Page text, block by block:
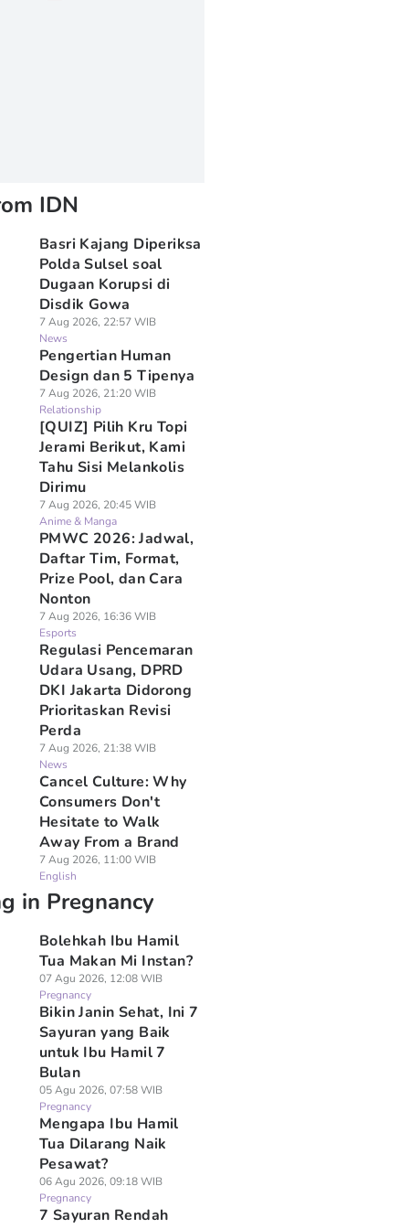
IDN
Basri Kajang Diperiksa
Polda Sulsel soal
Dugaan Korupsi di
Disdik Gowa
7 Aug 2026, 22:57 WIB
News
Pengertian Human
Design dan 5 Tipenya
7 Aug 2026, 21:20 WIB
Relationship
[QUIZ] Pilih Kru Topi
Jerami Berikut, Kami
Tahu Sisi Melankolis
Dirimu
7 Aug 2026, 20:45 WIB
Anime & Manga
PMWC 2026: Jadwal,
Daftar Tim, Format,
Prize Pool, dan Cara
Nonton
7 Aug 2026, 16:36 WIB
Esports
Regulasi Pencemaran
Udara Usang, DPRD
DKI Jakarta Didorong
Prioritaskan Revisi
Perda
7 Aug 2026, 21:38 WIB
News
Cancel Culture: Why
Consumers Don't
Hesitate to Walk
Away From a Brand
7 Aug 2026, 11:00 WIB
English
in Pregnancy
Bolehkah Ibu Hamil
Tua Makan Mi Instan?
07 Agu 2026, 12:08 WIB
Pregnancy
Bikin Janin Sehat, Ini 7
Sayuran yang Baik
untuk Ibu Hamil 7
Bulan
05 Agu 2026, 07:58 WIB
Pregnancy
Mengapa Ibu Hamil
Tua Dilarang Naik
Pesawat?
06 Agu 2026, 09:18 WIB
Pregnancy
7 Sayuran Rendah